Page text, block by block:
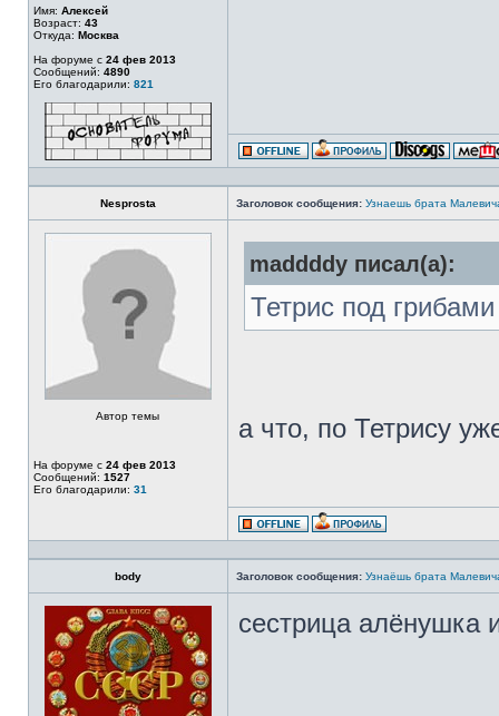
Имя: Алексей
Возраст: 43
Откуда: Москва
На форуме с 24 фев 2013
Сообщений: 4890
Его благодарили: 821
Nesprosta Заголовок сообщения: Узнаешь брата
Автор темы
На форуме с 24 фев 2013
Сообщений: 1527
Его благодарили: 31
maddddy писал(а):
Тетрис под
а что, по Тетрису
body Заголовок сообщения: Узнаёшь брата
сестрица алёнушка